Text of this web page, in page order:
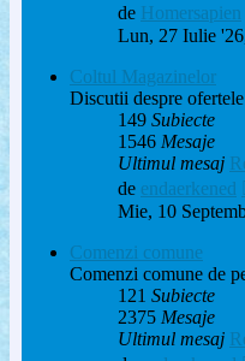
de Homersapien
Lun, 27 Iulie
Coltul Magazinelor
Discutii despre
149 Subiecte
1546 Mesaje
Ultimul mesaj
de endaerkened
Mie, 10
Comenzi comune
Comenzi comune de
121 Subiecte
2375 Mesaje
Ultimul mesaj